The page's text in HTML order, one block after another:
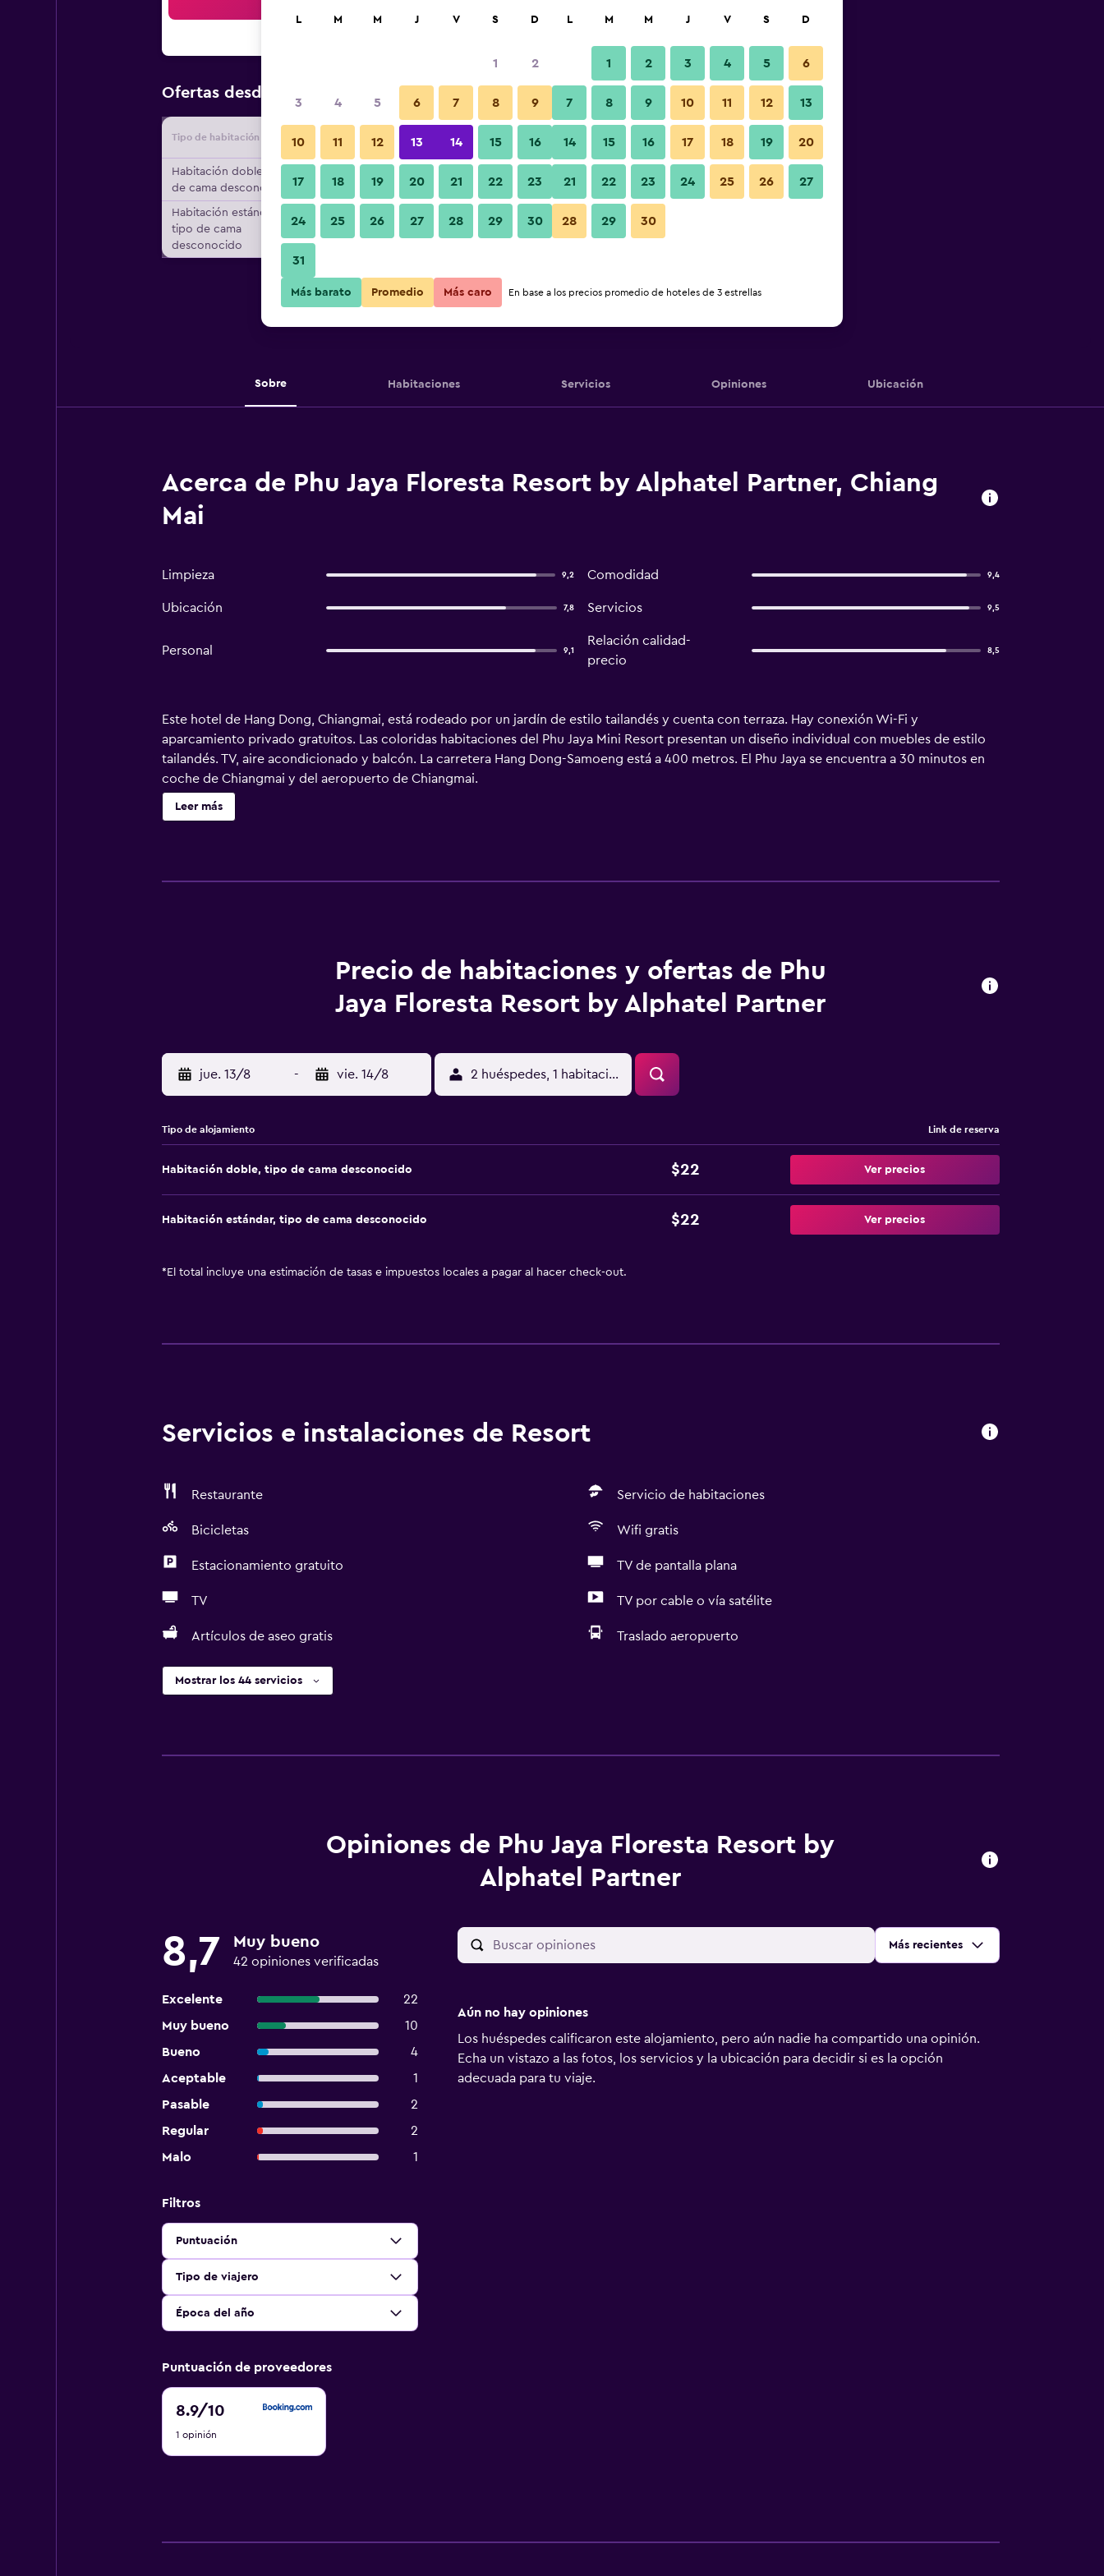
Ofertas desde Oferta más barata de precio por noche
Tipo de habitación Proveedor Total noche
Habitación doble, tipo
de cama desconocido
$22 Ver oferta
Habitación estándar,
tipo de cama
desconocido
$22
Sobre Habitaciones Servicios Opiniones Ubicación
Acerca de Phu Jaya Floresta Resort by Alphatel Partner, Chiang
Mai
Limpieza 9,2 Comodidad 9,4
Ubicación 7,8 Servicios 9,5
Personal 9,1
Relación calidad-
precio
8,5
Este hotel de Hang Dong, Chiangmai, está rodeado por un jardín de estilo tailandés y cuenta con terraza. Hay conexión Wi-Fi y
aparcamiento privado gratuitos. Las coloridas habitaciones del Phu Jaya Mini Resort presentan un diseño individual con muebles de estilo
tailandés. TV, aire acondicionado y balcón. La carretera Hang Dong-Samoeng está a 400 metros. El Phu Jaya se encuentra a 30 minutos en
coche de Chiangmai y del aeropuerto de Chiangmai.
Leer más
Precio de habitaciones y ofertas de Phu
Jaya Floresta Resort by Alphatel Partner
jue. 13/8 - vie. 14/8 2 huéspedes, 1 habitación
Tipo de alojamiento Link de reserva
Habitación doble, tipo de cama desconocido $22 Ver precios
Habitación estándar, tipo de cama desconocido $22 Ver precios
* El total incluye una estimación de tasas e impuestos locales a pagar al hacer check-out.
Servicios e instalaciones de Resort
Restaurante Servicio de habitaciones
Bicicletas Wifi gratis
Estacionamiento gratuito TV de pantalla plana
TV TV por cable o vía satélite
Artículos de aseo gratis Traslado aeropuerto
Mostrar los 44 servicios
Opiniones de Phu Jaya Floresta Resort by
Alphatel Partner
8,7 Muy bueno
42 opiniones verificadas
Excelente
22
Muy bueno
10
Bueno
4
Aceptable
1
Pasable
2
Regular
2
Malo
1
Ordenar por:
Más recientes
Filtros
Puntuación
Tipo de viajero
Época del año
Puntuación de proveedores
8.9/10
8.9
10
1 opinión
Aún no hay opiniones
Los huéspedes calificaron este alojamiento, pero aún nadie ha compartido una opinión.
Echa un vistazo a las fotos, los servicios y la ubicación para decidir si es la opción
adecuada para tu viaje.
L M M J V S D
1 2
3 4 5 6 7 8 9
10 11 12 13 14 15 16
17 18 19 20 21 22 23
24 25 26 27 28 29 30
31
L M M J V S D
1 2 3 4 5 6
7 8 9 10 11 12 13
14 15 16 17 18 19 20
21 22 23 24 25 26 27
28 29 30
Más barato Promedio Más caro En base a los precios promedio de hoteles de 3 estrellas